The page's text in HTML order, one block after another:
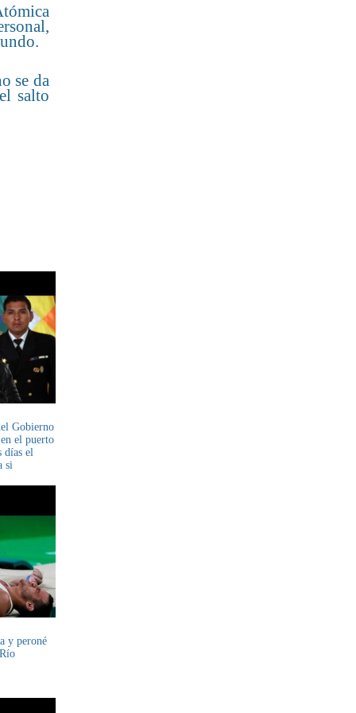
se da
salto
Gobierno
el puerto
días el
si
y peroné